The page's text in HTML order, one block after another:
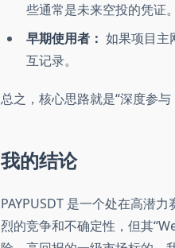
些通常是未来空投的凭证。
早期使用者： 如果项目主
互记录。
总之，核心思路就是“深度参与
我的结论
PAYPUSDT 是一个处在高潜
烈的竞争和不确定性，但其